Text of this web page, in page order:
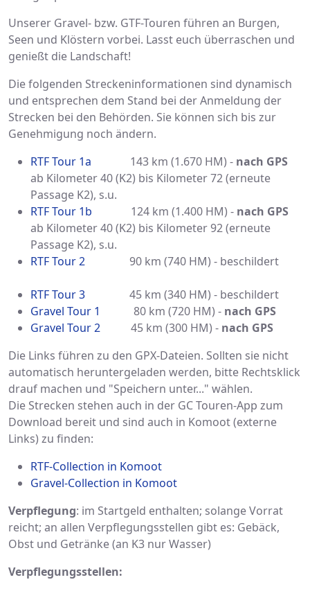
Unserer Gravel- bzw. GTF-Touren führen an Burgen,
Seen und Klöstern vorbei. Lasst euch überraschen und
genießt die Landschaft!
Die folgenden Streckeninformationen sind dynamisch
und entsprechen dem Stand bei der Anmeldung der
Strecken bei den Behörden. Sie können sich bis zur
Genehmigung noch ändern.
RTF Tour 1a
143 km (1.670 HM) - nach GPS
ab Kilometer 40 (K2) bis Kilometer 72 (erneute
Passage K2), s.u.
RTF Tour 1b 124 km (1.400 HM) - nach GPS
ab Kilometer 40 (K2) bis Kilometer 92 (erneute
Passage K2), s.u.
RTF Tour 2 90 km (740 HM) - beschildert
RTF Tour 3 45 km (340 HM) - beschildert
Gravel Tour 1
80 km (720 HM) - nach GPS
Gravel Tour 2 45 km (300 HM) - nach GPS
Die Links führen zu den GPX-Dateien. Sollten sie nicht
automatisch heruntergeladen werden, bitte Rechtsklick
drauf machen und "Speichern unter..." wählen.
Die Strecken stehen auch in der GC Touren-App zum
Download bereit und sind auch in Komoot (externe
Links) zu finden:
RTF-Collection in Komoot
Gravel-Collection in Komoot
Verpflegung: im Startgeld enthalten; solange Vorrat
reicht; an allen Verpflegungsstellen gibt es: Gebäck,
Obst und Getränke (an K3 nur Wasser)
Verpflegungsstellen: